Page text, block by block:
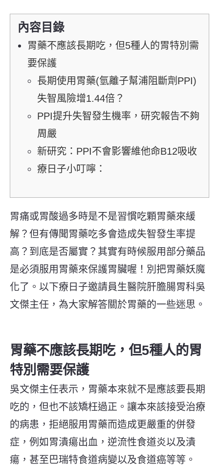
內容目錄
胃藥不應該長期吃，但5種人的胃特別需
要保護
長期使用胃藥(氫離子幫浦阻斷劑PPI)
失智風險增1.44倍？
PPI提升失智發生機率，研究報告不夠
周嚴
新研究：PPI不會影響維他命B12吸收
療日子小叮嚀：
胃痛或胃酸過多時是不是習慣吃顆胃藥來緩
解？但有傳聞胃藥吃多會造成失智發生率提
高？到底是否屬實？其實有時候服用部分藥品
是必須服用胃藥來保護胃臟喔！別把胃藥妖魔
化了。以下療日子邀請員生醫院肝膽腸胃科吳
文傑主任，為大家解答關於胃藥的一些迷思。
胃藥不應該長期吃，但5種人的胃
特別需要保護
吳文傑主任表示，胃藥本來就不是應該要長期
吃的，但也不該矯枉過正。讓本來該接受治療
的病患，拒絕服用胃藥而造成更嚴重的併發
症，例如胃潰瘍出血，逆流性食道炎以及潰
瘍，甚至巴瑞特食道病變以及食道癌等等。